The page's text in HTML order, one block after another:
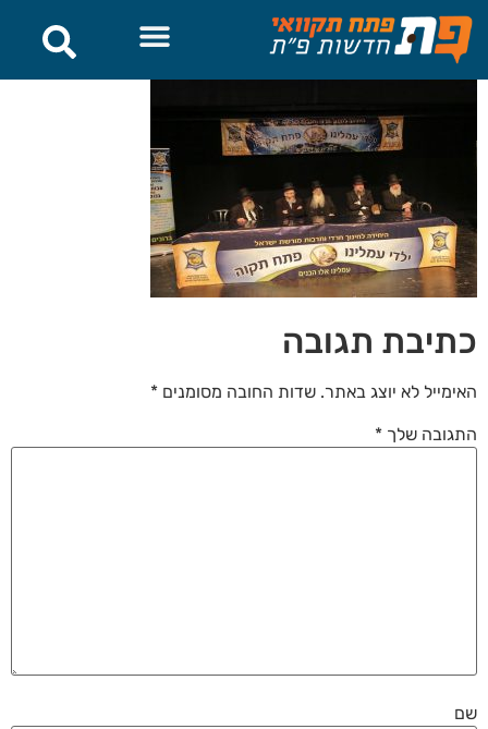
לתוכן
כתיבת תגובה
האימייל לא יוצג באתר. שדות החובה מסומנים *
התגובה שלך *
שם